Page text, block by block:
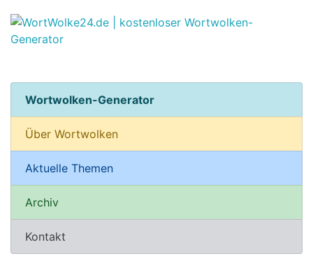
Wortwolken-Generator
Über Wortwolken
Aktuelle Themen
Archiv
Kontakt